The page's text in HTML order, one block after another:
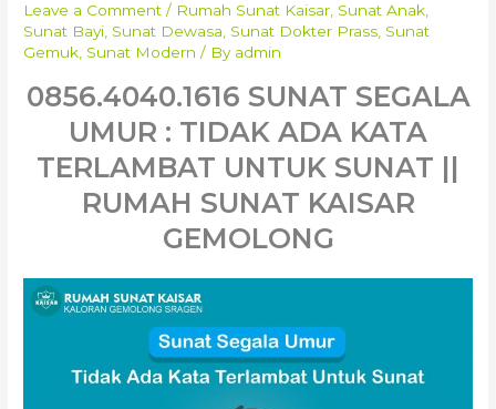
Leave a Comment / Rumah Sunat Kaisar, Sunat Anak,
Sunat Bayi, Sunat Dewasa, Sunat Dokter Prass, Sunat
Gemuk, Sunat Modern / By admin
0856.4040.1616 SUNAT SEGALA
UMUR : TIDAK ADA KATA
TERLAMBAT UNTUK SUNAT ||
RUMAH SUNAT KAISAR
GEMOLONG